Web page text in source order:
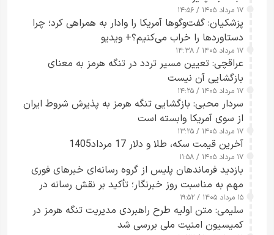
۱۷ مرداد ۱۴۰۵ / ۱۴:۵۶
پزشکیان: گفت‌وگوها آمریکا را وادار به همراهی کرد؛ چرا
دستاوردها را خراب می‌کنیم؟+ ویدیو
۱۷ مرداد ۱۴۰۵ / ۱۴:۳۸
عراقچی: تعیین مسیر تردد در تنگه هرمز به معنای
بازگشایی آن نیست
۱۷ مرداد ۱۴۰۵ / ۱۴:۲۵
سردار محبی: بازگشایی تنگه هرمز به پذیرش شروط ایران
از سوی آمریکا وابسته است
۱۷ مرداد ۱۴۰۵ / ۱۳:۲۵
آخرین قیمت سکه، طلا و دلار 17 مرداد1405
۱۷ مرداد ۱۴۰۵ / ۱۱:۵۸
بازدید فرماندهان پلیس از گروه رسانه‌ای خبرهای فوری
مهم به مناسبت روز خبرنگار؛ تأکید بر نقش رسانه در
تقویت امنیت و اعتماد عمومی
۱۵ مرداد ۱۴۰۵ / ۱۹:۵۲
سلیمی: متن اولیه طرح راهبردی مدیریت تنگه هرمز در
کمیسیون امنیت ملی بررسی شد